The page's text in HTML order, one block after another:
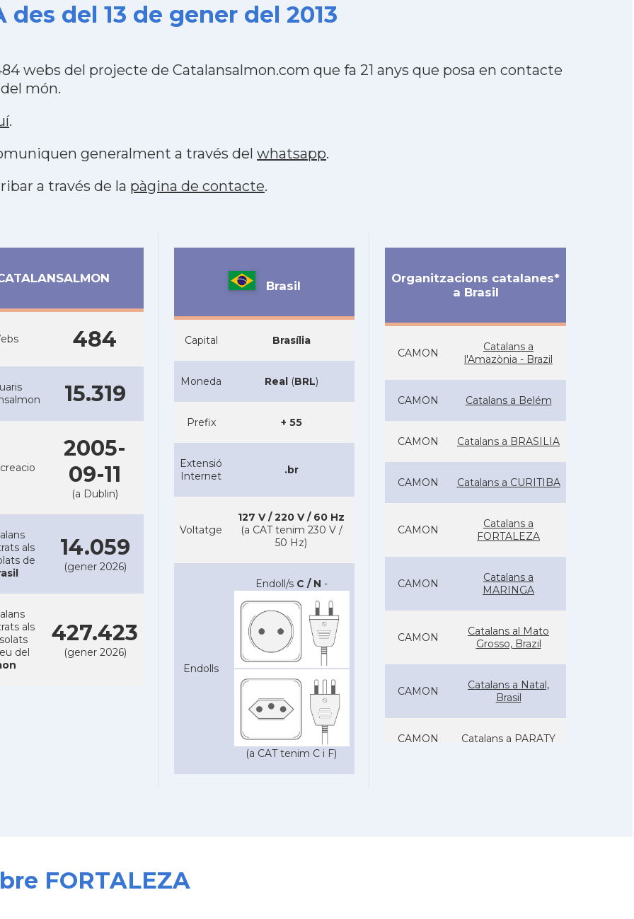
des del 13 de gener del 2013
webs del projecte de Catalansalmon.com que fa 21 anys que posa en contacte
món.
.
generalment a través del whatsapp.
a través de la pàgina de contacte.
484
15.319
2005-
09-11
(a Dublin)
als
de
14.059
(gener 2026)
als
del
427.423
(gener 2026)
Brasil
Capital Brasília
Moneda Real(BRL)
Prefix + 55
Extensió
Internet
.br
Voltatge
127 V / 220 V / 60 Hz
(a CAT tenim 230 V /
50 Hz)
Endolls
Endoll/s C / N -
(a CAT tenim C i F)
Organitzacions catalanes*
a Brasil
CAMON
Catalans a
l'Amazònia - Brazil
CAMON Catalans a Belém
CAMON Catalans a BRASILIA
CAMON Catalans a CURITIBA
CAMON
Catalans a
FORTALEZA
CAMON
Catalans a
MARINGA
CAMON
Catalans al Mato
Grosso, Brazil
CAMON
Catalans a Natal,
Brasil
CAMON Catalans a PARATY
FORTALEZA